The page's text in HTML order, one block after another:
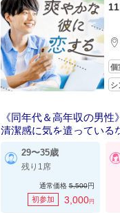
個
シ
《同年代＆高年収の男性》
清潔感に気を遣っている
29〜35歳
残り1席
通常価格5,500円
初参加 3,000円